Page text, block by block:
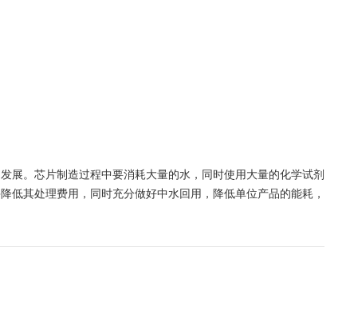
展。芯片制造过程中要消耗大量的水，同时使用大量的化学试剂
其处理费用，同时充分做好中水回用，降低单位产品的能耗，